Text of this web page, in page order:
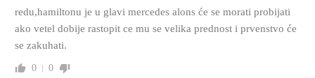
redu,hamiltonu je u glavi mercedes alons će se morati probijati
ako vetel dobije rastopit ce mu se velika prednost i prvenstvo će
se zakuhati.
0 0